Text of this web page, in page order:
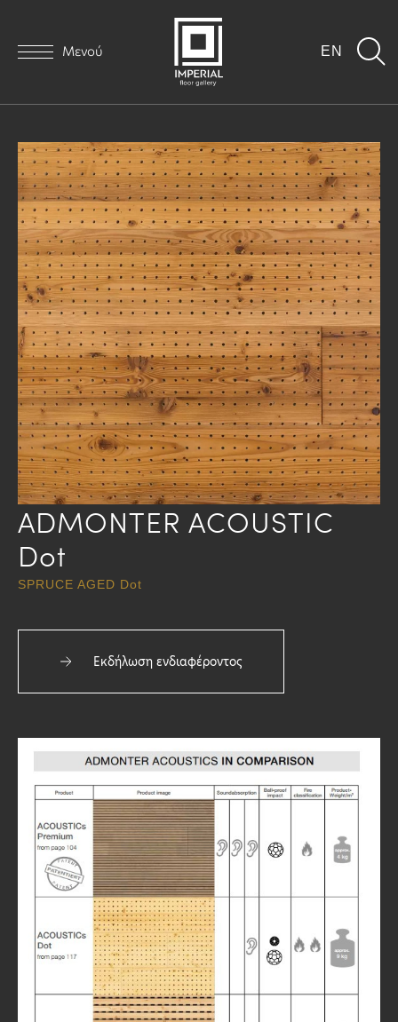
Μενού EN
ADMONTER ACOUSTIC
Dot
SPRUCE AGED Dot
Εκδήλωση ενδιαφέροντος